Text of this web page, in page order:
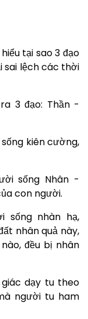
tại sao 3 đạo
sai lệch các thời
3 đạo: Thần -
kiên cường,
sống Nhân -
con người.
sống nhàn hạ,
nhân quả này,
đều bị nhân
dạy tu theo
người tu ham